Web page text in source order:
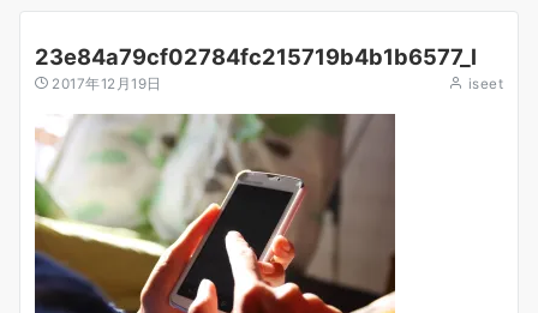
23e84a79cf02784fc215719b4b1b6577_l
2017年12月19日 iseet